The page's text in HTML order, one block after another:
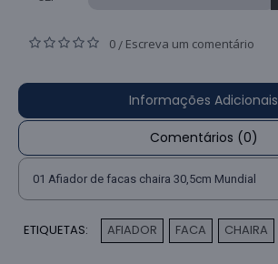
0 / Escreva um comentário
Informações Adicionais
Comentários (0)
01 Afiador de facas chaira 30,5cm Mundial
ETIQUETAS: AFIADOR FACA CHAIRA